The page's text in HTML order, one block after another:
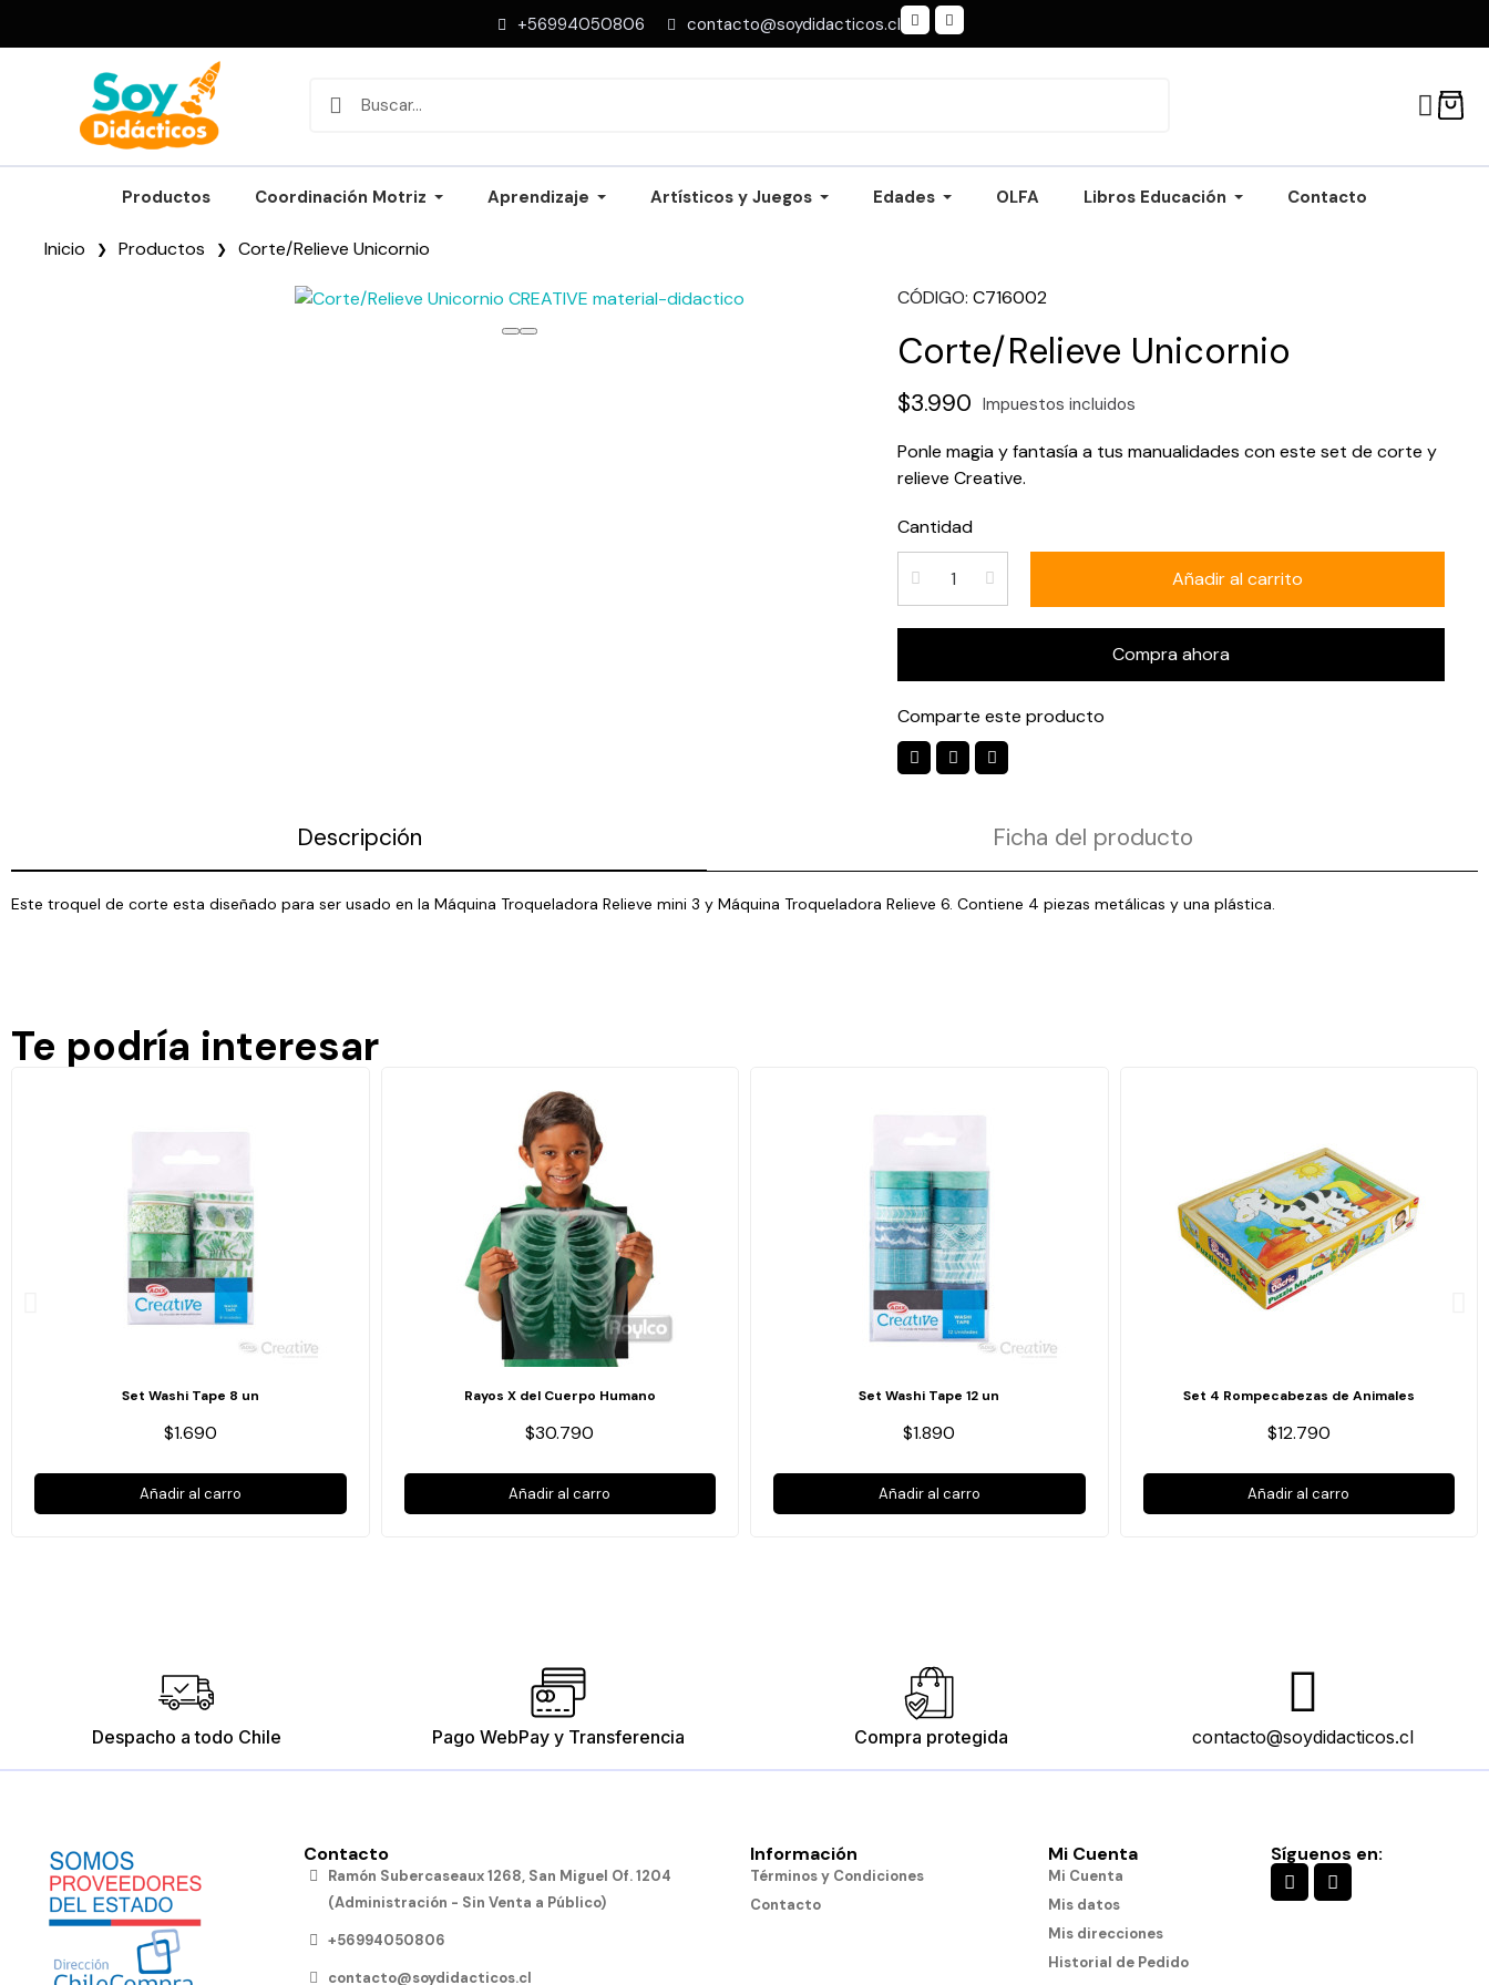
+56994050806 contacto@soydidacticos.cl
Productos Coordinación Motriz Aprendizaje Artísticos y Juegos Edades OLFA Libros Educación Contacto
Inicio Productos Corte/Relieve Unicornio
CÓDIGO C716002
Corte/Relieve Unicornio
$3.990 Impuestos incluidos
Ponle magia y fantasía a tus manualidades con este set de corte y
relieve Creative.
Cantidad
Añadir al carrito
Compra ahora
Comparte este producto
Descripción Ficha del producto
Este troquel de corte esta diseñado para ser usado en la Máquina Troqueladora Relieve mini 3 y Máquina Troqueladora Relieve 6. Contiene 4 piezas metálicas y una plástica.
Te podría interesar
Set Washi Tape 8 un
$1.690
Añadir al carro
Rayos X del Cuerpo Humano
$30.790
Añadir al carro
Set Washi Tape 12 un
$1.890
Añadir al carro
Set 4 Rompecabezas de Animales
$12.790
Añadir al carro
Rompecabezas de Medios de
Transportes
$12.790
Añadir al carro
Tubos Conectores
$10.190
Bloques Conectables Engranajes Conectables
$11.490
Despacho a todo Chile Pago WebPay y Transferencia Compra protegida contacto@soydidacticos.cl
Contacto
Ramón Subercaseaux 1268, San Miguel Of. 1204
(Administración - Sin Venta a Público)
+56994050806
contacto@soydidacticos.cl
Información
Términos y Condiciones
Contacto
Mi Cuenta
Mi Cuenta
Mis datos
Mis direcciones
Historial de Pedido
Síguenos en: